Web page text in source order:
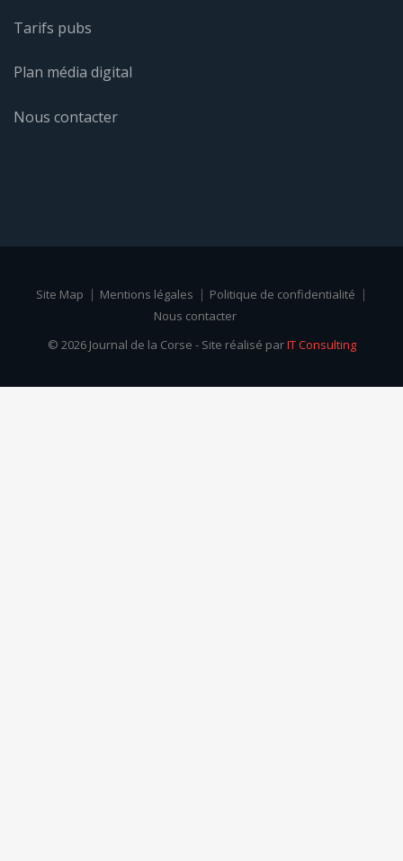
Tarifs pubs
Plan média digital
Nous contacter
Site Map Mentions légales
Politique de confidentialité
Nous contacter
© 2026 Journal de la Corse - Site réalisé parIT Consulting